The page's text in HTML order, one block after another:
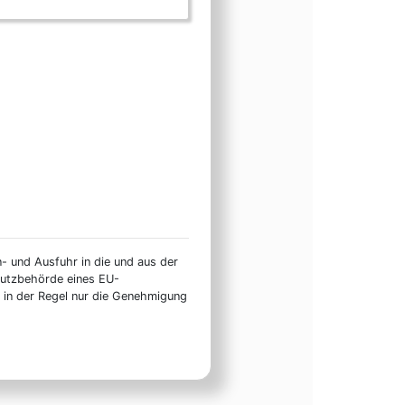
und Ausfuhr in die und aus der
eines EU-
der Regel nur die Genehmigung